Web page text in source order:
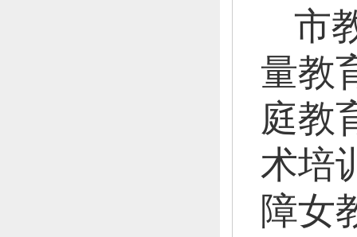
市
量教
庭教
术培
障女